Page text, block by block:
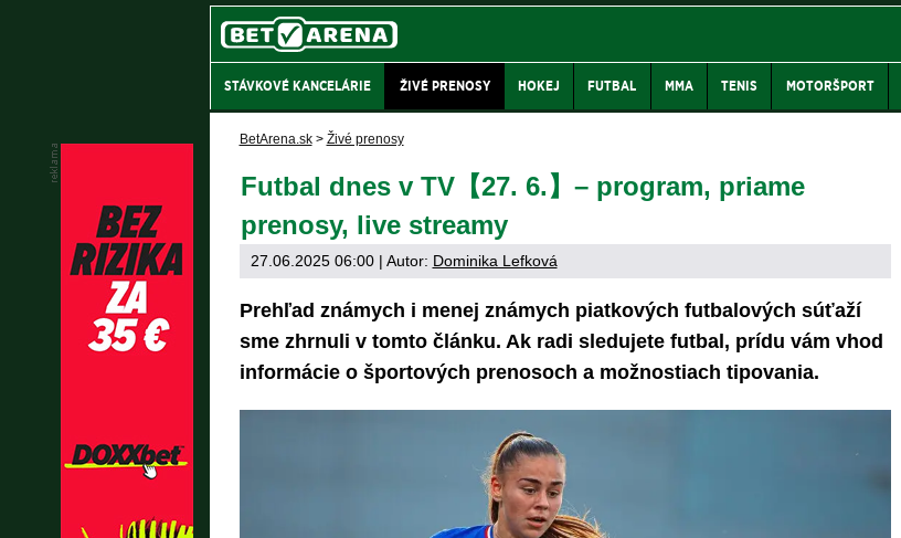
STÁVKOVÉ KANCELÁRIE ŽIVÉ PRENOSY HOKEJ FUTBAL MMA TENIS MOTORŠPORT
BetArena.sk > Živé prenosy
Futbal dnes v TV【27. 6.】– program, priame
prenosy, live streamy
27.06.2025 06:00| Autor: Dominika Lefková
Prehľad známych i menej známych piatkových futbalových súťaží
sme zhrnuli v tomto článku. Ak radi sledujete futbal, prídu vám vhod
informácie o športových prenosoch a možnostiach tipovania.